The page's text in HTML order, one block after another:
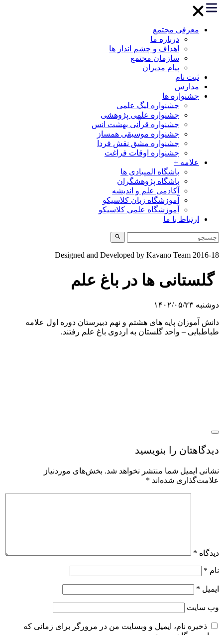
معرفی مجتمع
درباره ما
اهداف و چشم انداز ها
سازمان مجتمع
پیام مدیران
ثبت نام
مدارس
جشنواره ها
جشنواره لیگ علمی
جشنواره علمی پژوهشی
جشنواره قرآنی بهشت انس
جشنواره موسیقی همساز
جشنواره مشق نقش فردا
جشنواره اوقات فراغت
علامه +
باشگاه المپیادی ها
باشگاه پژوهشگران
آکادمی علم و اندیشه
آموزشگاه زبان کلاسیکو
آموزشگاه علمی کلاسیکو
ارتباط با ما
Designed and Developed by Kavano Team 2016-
گلستانی ها در باغ علم
۱۴۰۲/۰۵/۲۳
آموزان پایه های هشتم و نهم دبیرستان دوره اول علامه
– واحد گلستان به اردوی باغ علم رفتند.
را بنویسید
ایمیل شما منتشر نخواهد شد. بخش‌های موردنیاز
شده‌اند*
*
*
*
سایت
ذخیره نام، ایمیل و وبسایت من در مرورگر برای زمانی که